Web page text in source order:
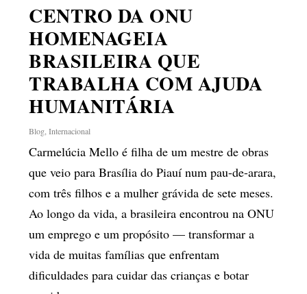
CENTRO DA ONU
HOMENAGEIA
BRASILEIRA QUE
TRABALHA COM AJUDA
HUMANITÁRIA
Blog ,Internacional
Carmelúcia Mello é filha de um mestre de obras
que veio para Brasília do Piauí num pau-de-arara,
com três filhos e a mulher grávida de sete meses.
Ao longo da vida, a brasileira encontrou na ONU
um emprego e um propósito — transformar a
vida de muitas famílias que enfrentam
dificuldades para cuidar das crianças e botar